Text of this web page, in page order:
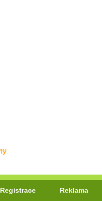
Registrace Reklama